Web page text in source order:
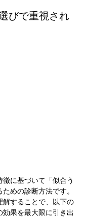
びで重視され
に基づいて「似合う
めの診断方法です。
解することで、以下の
効果を最大限に引き出